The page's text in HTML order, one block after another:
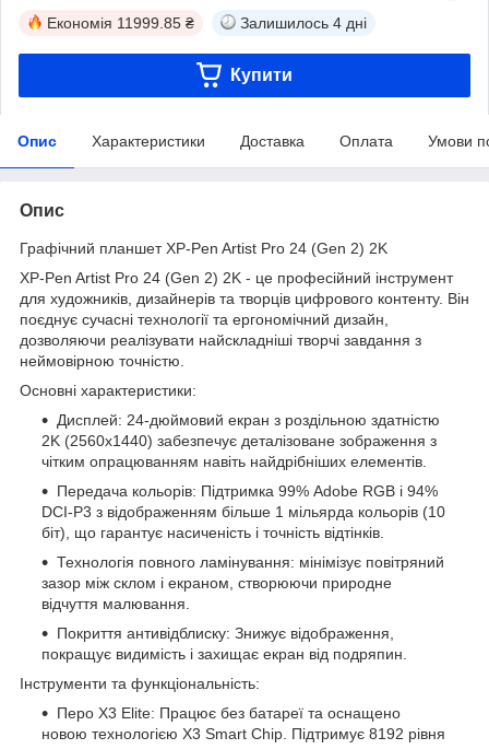
Економія 11999.85 ₴ Залишилось 4 дні
Купити
Опис Характеристики Доставка Оплата Умови
Опис
Графічний планшет XP-Pen Artist Pro 24 (Gen 2) 2K
XP-Pen Artist Pro 24 (Gen 2) 2K - це професійний інструмент
для художників, дизайнерів та творців цифрового контенту. Він
поєднує сучасні технології та ергономічний дизайн,
дозволяючи реалізувати найскладніші творчі завдання з
неймовірною точністю.
Основні характеристики:
Дисплей: 24-дюймовий екран з роздільною здатністю
2K (2560x1440) забезпечує деталізоване зображення з
чітким опрацюванням навіть найдрібніших елементів.
Передача кольорів: Підтримка 99% Adobe RGB і 94%
DCI-P3 з відображенням більше 1 мільярда кольорів (10
біт), що гарантує насиченість і точність відтінків.
Технологія повного ламінування: мінімізує повітряний
зазор між склом і екраном, створюючи природне
відчуття малювання.
Покриття антивідблиску: Знижує відображення,
покращує видимість і захищає екран від подряпин.
Інструменти та функціональність:
Перо X3 Elite: Працює без батареї та оснащено
новою технологією X3 Smart Chip. Підтримує 8192 рівня